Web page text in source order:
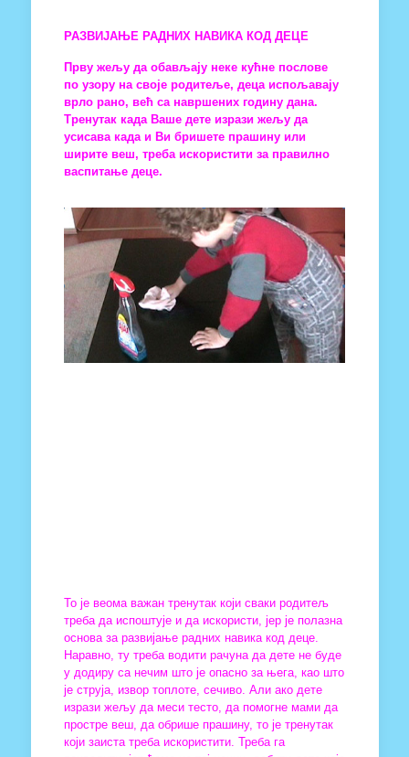
РАЗВИЈАЊЕ РАДНИХ НАВИКА КОД ДЕЦЕ
Прву жељу да обављају неке кућне послове
по узору на своје родитеље, деца испољавају
врло рано, већ са навршених годину дана.
Тренутак када Ваше дете изрази жељу да
усисава када и Ви бришете прашину или
ширите веш, треба искористити за правилно
васпитање деце.
То је веома важан тренутак који сваки родитељ
треба да испоштује и да искористи, јер је полазна
основа за развијање радних навика код деце.
Наравно, ту треба водити рачуна да дете не буде
у додиру са нечим што је опасно за њега, као што
је струја, извор топлоте, сечиво. Али ако дете
изрази жељу да меси тесто, да помогне мами да
простре веш, да обрише прашину, то је тренутак
који заиста треба искористити. Треба га